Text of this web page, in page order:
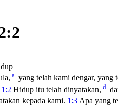
a yang telah kami dengar, yang
1:2 Hidup itu telah dinyatakan, d
kepada kami. 1:3Apa yang